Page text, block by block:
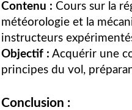
Contenu : Cours sur la
météorologie et la
instructeurs
Objectif : Acquérir une
principes du vol,
Conclusion :